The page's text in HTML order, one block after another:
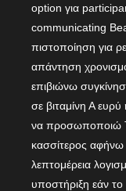
option για
communicating
πιστοποίηση για
απάντηση
επιβιώνω
σε βιταμίνη Α
να προσωποποιώ
κασσίτερος
λεπτομέρεια
υποστήριξη εάν το